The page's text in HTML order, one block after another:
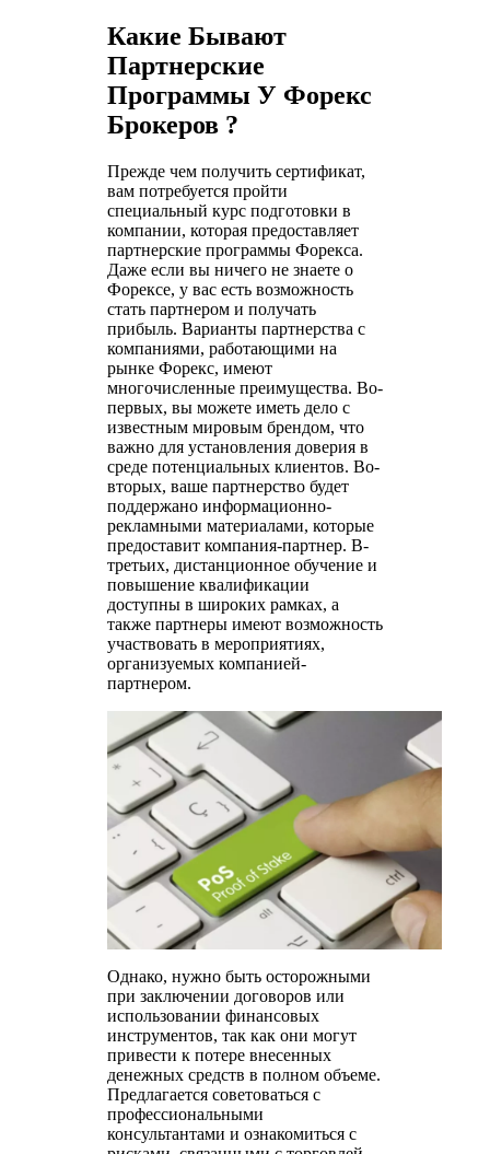
Какие Бывают
Партнерские
Программы У Форекс
Брокеров ?
Прежде чем получить сертификат,
вам потребуется пройти
специальный курс подготовки в
компании, которая предоставляет
партнерские программы Форекса.
Даже если вы ничего не знаете о
Форексе, у вас есть возможность
стать партнером и получать
прибыль. Варианты партнерства с
компаниями, работающими на
рынке Форекс, имеют
многочисленные преимущества. Во-
первых, вы можете иметь дело с
известным мировым брендом, что
важно для установления доверия в
среде потенциальных клиентов. Во-
вторых, ваше партнерство будет
поддержано информационно-
рекламными материалами, которые
предоставит компания-партнер. В-
третьих, дистанционное обучение и
повышение квалификации
доступны в широких рамках, а
также партнеры имеют возможность
участвовать в мероприятиях,
организуемых компанией-
партнером.
Однако, нужно быть осторожными
при заключении договоров или
использовании финансовых
инструментов, так как они могут
привести к потере внесенных
денежных средств в полном объеме.
Предлагается советоваться с
профессиональными
консультантами и ознакомиться с